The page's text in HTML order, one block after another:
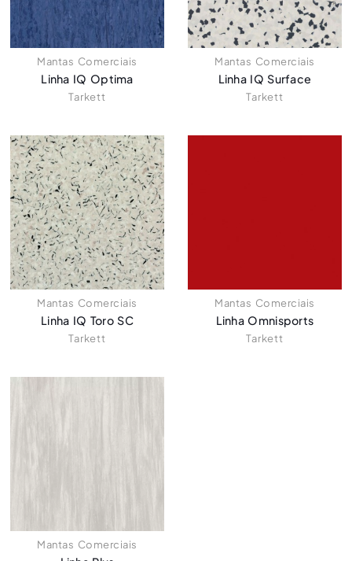
Mantas Comerciais
Linha IQ Optima
Tarkett
Mantas Comerciais
Linha IQ Surface
Tarkett
Mantas Comerciais
Linha IQ Toro SC
Tarkett
Mantas Comerciais
Linha Omnisports
Tarkett
Mantas Comerciais